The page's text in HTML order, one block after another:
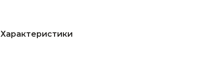
Характеристики